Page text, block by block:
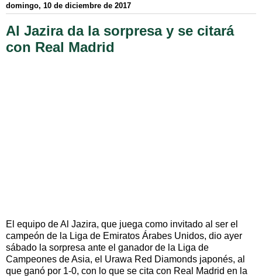
domingo, 10 de diciembre de 2017
Al Jazira da la sorpresa y se citará
con Real Madrid
El equipo de Al Jazira, que juega como invitado al ser el
campeón de la Liga de Emiratos Árabes Unidos, dio ayer
sábado la sorpresa ante el ganador de la Liga de
Campeones de Asia, el Urawa Red Diamonds japonés, al
que ganó por 1-0, con lo que se cita con Real Madrid en la